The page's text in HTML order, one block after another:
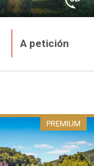
A petición
PREMIUM